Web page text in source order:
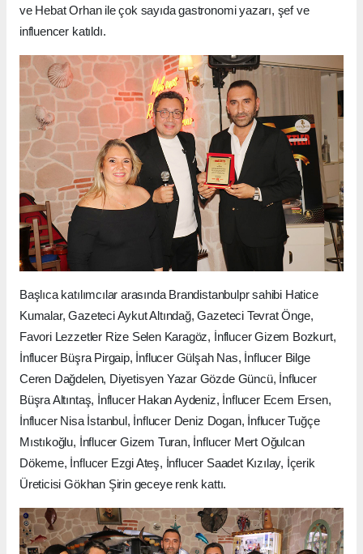
ve Hebat Orhan ile çok sayıda gastronomi yazarı, şef ve
influencer katıldı.
Başlıca katılımcılar arasında Brandistanbulpr sahibi Hatice
Kumalar, Gazeteci Aykut Altındağ, Gazeteci Tevrat Önge,
Favori Lezzetler Rize Selen Karagöz, İnflucer Gizem Bozkurt,
İnflucer Büşra Pirgaip, İnflucer Gülşah Nas, İnflucer Bilge
Ceren Dağdelen, Diyetisyen Yazar Gözde Güncü, İnflucer
Büşra Altıntaş, İnflucer Hakan Aydeniz, İnflucer Ecem Ersen,
İnflucer Nisa İstanbul, İnflucer Deniz Dogan, İnflucer Tuğçe
Mıstıkoğlu, İnflucer Gizem Turan, İnflucer Mert Oğulcan
Dökeme, İnflucer Ezgi Ateş, İnflucer Saadet Kızılay, İçerik
Üreticisi Gökhan Şirin geceye renk kattı.